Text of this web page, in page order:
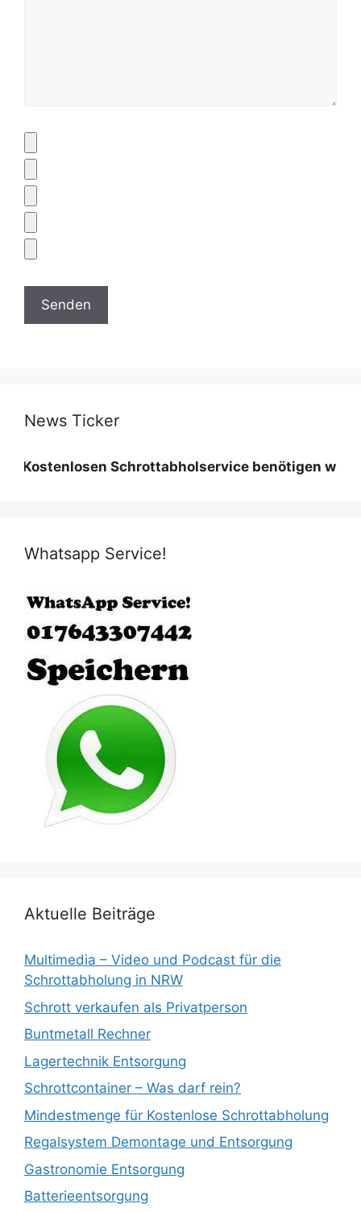
News Ticker
Schrottabholservice benötigen wir eine
Whatsapp Service!
Aktuelle Beiträge
Multimedia – Video und Podcast für die
Schrottabholung in NRW
Schrott verkaufen als Privatperson
Buntmetall Rechner
Lagertechnik Entsorgung
Schrottcontainer – Was darf rein?
Mindestmenge für Kostenlose Schrottabholung
Regalsystem Demontage und Entsorgung
Gastronomie Entsorgung
Batterieentsorgung